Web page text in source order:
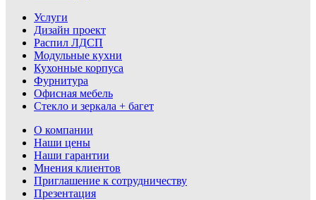
Услуги
Дизайн проект
Распил ЛДСП
Модульные кухни
Кухонные корпуса
Фурнитура
Офисная мебель
Стекло и зеркала + багет
О компании
Наши цены
Наши гарантии
Мнения клиентов
Приглашение к сотрудничеству
Презентация